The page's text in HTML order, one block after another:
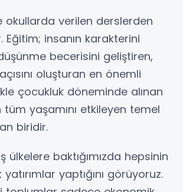
okullarda verilen derslerden
insanın karakterini
becerisini geliştiren,
oluşturan en önemli
çocukluk döneminde alınan
yaşamını etkileyen temel
biridir.
ülkelere baktığımızda hepsinin
yaptığını görüyoruz.